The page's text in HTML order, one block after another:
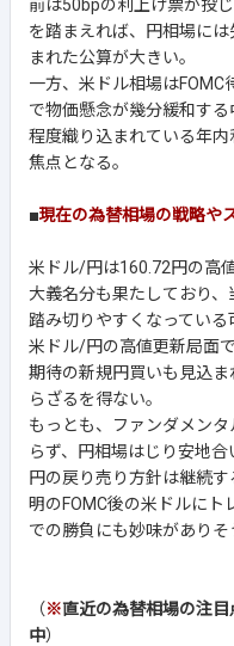
前は50bpの利上げ票が投
を踏まえれば、円相場に
まれた公算が大きい。
一方、米ドル相場は
で物価懸念が幾分緩和す
程度織り込まれている年
焦点となる。
■現在の為替相場の戦略や
米ドル/円は160.72円の高
大義名分も果たしており
踏み切りやすくなっている
米ドル/円の高値更新局面
期待の新規円買いも見込
らざるを得ない。
もっとも、ファンダメン
らず、円相場はじり安地合
円の戻り売り方針は継続
明のFOMC後の米ドルにト
での勝負にも妙味がありそ
（※直近の為替相場の注目
中）